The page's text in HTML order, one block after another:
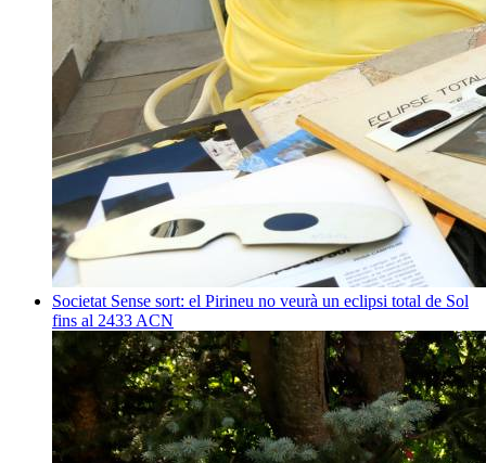
Societat Sense sort: el Pirineu no veurà un eclipsi total de Sol
fins al 2433 ACN